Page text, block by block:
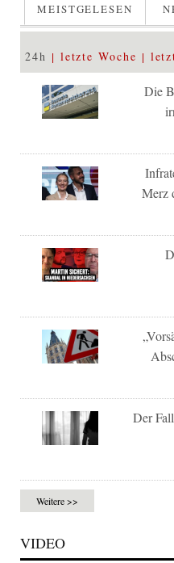
MEISTGELESEN
24h letzte Woche
Die
Merz
Der
Weitere >>
VIDEO